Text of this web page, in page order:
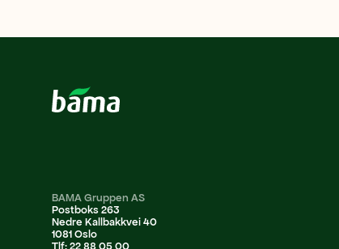
BAMA Gruppen AS
Postboks 263
Nedre Kallbakkvei 40
1081 Oslo
Tlf: 22 88 05 00